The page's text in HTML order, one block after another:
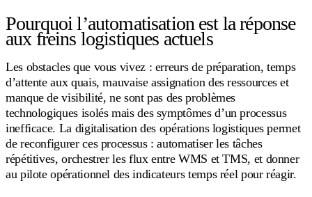
Pourquoi l’automatisation est la réponse
aux freins logistiques actuels
Les obstacles que vous vivez : erreurs de préparation, temps
d’attente aux quais, mauvaise assignation des ressources et
manque de visibilité, ne sont pas des problèmes
technologiques isolés mais des symptômes d’un processus
inefficace. La digitalisation des opérations logistiques permet
de reconfigurer ces processus : automatiser les tâches
répétitives, orchestrer les flux entre WMS et TMS, et donner
au pilote opérationnel des indicateurs temps réel pour réagir.